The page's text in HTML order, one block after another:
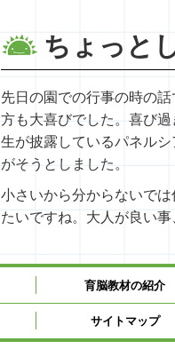
ちょっと
先日の園での行事の時の
方も大喜びでした。喜び
生が披露しているパネル
がそうとしました。
小さいから分からないで
たいですね。大人が良い
育脳教材の紹介
サイトマップ